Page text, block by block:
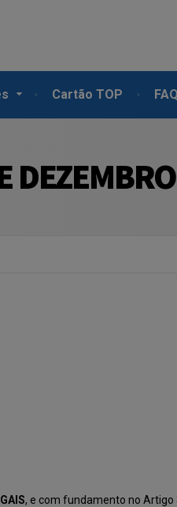
Cartão TOP FAQ
, e com fundamento no Artigo